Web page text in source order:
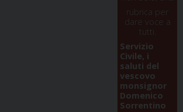
rubrica per
dare voce a
tutti.
Servizio
Civile, i
saluti del
vescovo
monsignor
Domenico
Sorrentino